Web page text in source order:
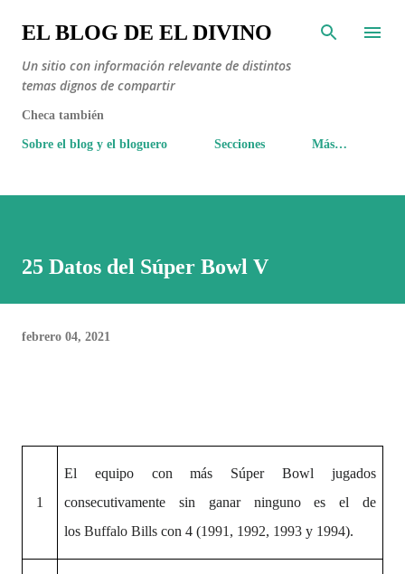
Ir al contenido principal
EL BLOG DE EL DIVINO
Un sitio con información relevante de distintos
temas dignos de compartir
Checa también
Sobre el blog y el bloguero Secciones Más…
25 Datos del Súper Bowl V
febrero 04, 2021
1
El equipo con más Súper Bowl jugados
consecutivamente sin ganar ninguno es el de
los Buffalo Bills con 4 (1991 , 1992, 1993 y 1994).